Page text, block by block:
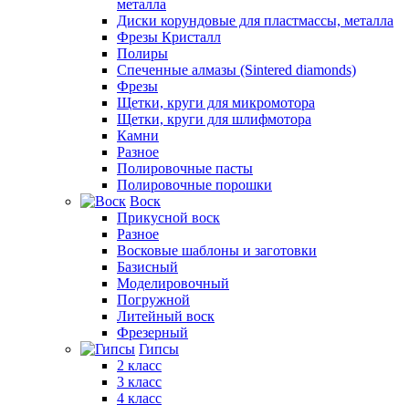
металла
Диски корундовые для пластмассы, металла
Фрезы Кристалл
Полиры
Спеченные алмазы (Sintered diamonds)
Фрезы
Щетки, круги для микромотора
Щетки, круги для шлифмотора
Камни
Разное
Полировочные пасты
Полировочные порошки
Воск
Прикусной воск
Разное
Восковые шаблоны и заготовки
Базисный
Моделировочный
Погружной
Литейный воск
Фрезерный
Гипсы
2 класс
3 класс
4 класс